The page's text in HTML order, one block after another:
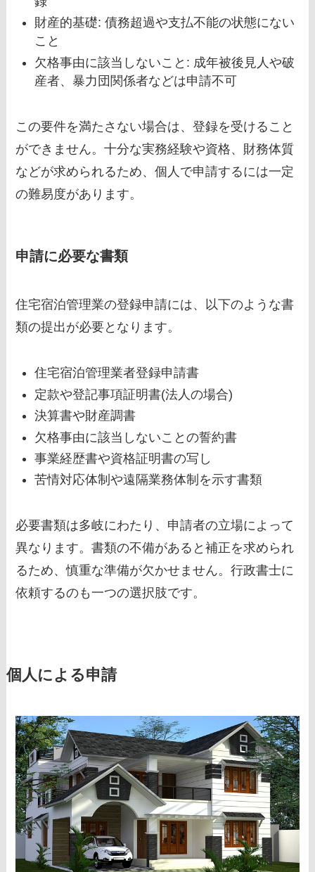
財産的基礎: 債務超過や支払不能の状態にない
こと
欠格事由に該当しないこと: 成年被後見人や破
産者、暴力団関係者などは申請不可
この要件を満たさない場合は、登録を受けること
ができません。十分な実務経験や資格、財務体質
などが求められるため、個人で申請するには一定
の難易度があります。
申請に必要な書類
住宅宿泊管理業の登録申請には、以下のような書
類の提出が必要となります。
住宅宿泊管理業者登録申請書
定款や登記事項証明書(法人の場合)
決算書や財産調書
欠格事由に該当しないことの誓約書
事業経歴書や資格証明書の写し
苦情対応体制や遠隔業務体制を示す書類
必要書類は多岐にわたり、申請者の立場によって
異なります。書類の不備があると補正を求められ
るため、慎重な準備が欠かせません。行政書士に
依頼するのも一つの選択肢です。
個人による申請